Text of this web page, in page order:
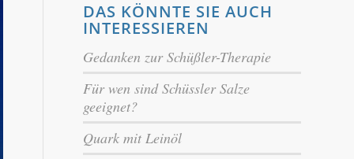
DAS KÖNNTE SIE AUCH
INTERESSIEREN
Gedanken zur Schüßler-Therapie
Für wen sind Schüssler Salze
geeignet?
Quark mit Leinöl